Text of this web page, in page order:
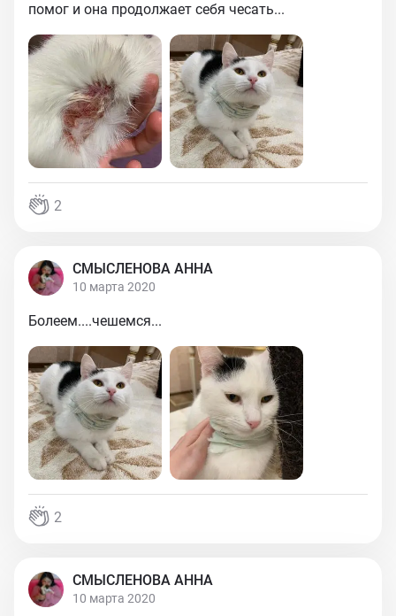
помог и она продолжает себя чесать...
2
СМЫСЛЕНОВА АННА
10 марта 2020
Болеем....чешемся...
2
СМЫСЛЕНОВА АННА
10 марта 2020